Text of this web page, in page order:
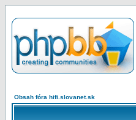
Obsah fóra hifi.slovanet.sk